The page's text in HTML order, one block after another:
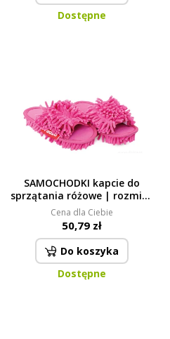
Dostępne
SAMOCHODKI kapcie do
sprzątania różowe | rozmiar
36–40, długość 25 cm
Cena dla Ciebie
50,79 zł
Do koszyka
Dostępne